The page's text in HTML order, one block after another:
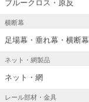
ブルークロス・原反
横断幕
足場幕・垂れ幕・横断幕
ネット・網製品
ネット・網
レール部材・金具